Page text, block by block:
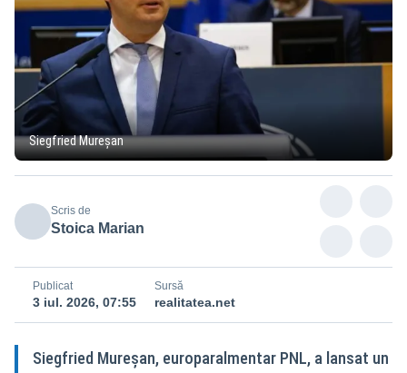
Siegfried Mureșan
Scris de
Stoica Marian
Publicat
3 iul. 2026, 07:55
Sursă
realitatea.net
Siegfried Mureșan, europaralmentar PNL, a lansat un